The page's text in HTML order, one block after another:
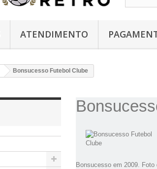
ATENDIMENTO
Bonsucesso Futebol Clube
Bonsucesso em 2009. Foto